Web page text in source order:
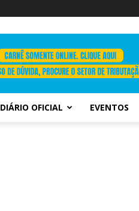
DIÁRIO OFICIAL EVENTOS